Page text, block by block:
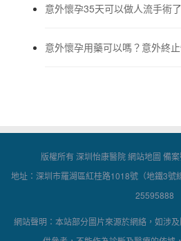
意外懷孕35天可以做人流手術
意外懷孕用藥可以嗎？意外終
版權所有 深圳怡康醫院網站地圖 備
地址：深圳市羅湖區紅桂路1018號（地鐵3
25595888
網站聲明：本站部分圖片來源於網絡，如涉